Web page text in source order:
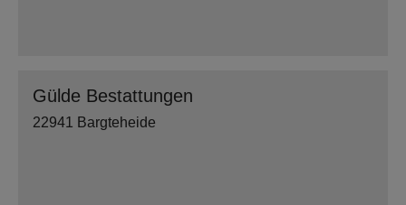
Gülde Bestattungen
22941 Bargteheide